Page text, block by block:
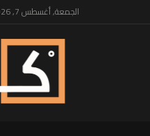
الجمعة, أغسطس 7, 2026